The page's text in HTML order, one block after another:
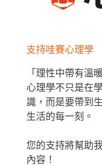
支持哇賽心理學
「理性中帶有溫
心理學不只是在
識，而是要帶到
生活的每一刻。
您的支持將幫助
內容！